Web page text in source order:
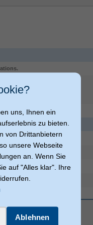
in.com/contact/
uns, Ihnen ein
zu bieten.
von Drittanbietern
unsere Webseite
an. Wenn Sie
auf "Alles klar". Ihre
Ablehnen